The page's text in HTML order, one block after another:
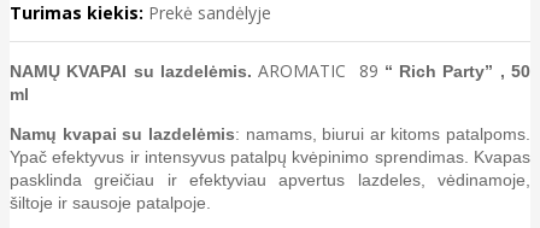
Turimas kiekis: Prekė sandėlyje
NAMŲ KVAPAI su lazdelėmis.AROMATIC 89 “ Rich Party” , 50
ml
Namų kvapai su lazdelėmis: namams, biurui ar kitoms patalpoms.
Ypač efektyvus ir intensyvus patalpų kvėpinimo sprendimas. Kvapas
pasklinda greičiau ir efektyviau apvertus lazdeles, vėdinamoje,
šiltoje ir sausoje patalpoje.